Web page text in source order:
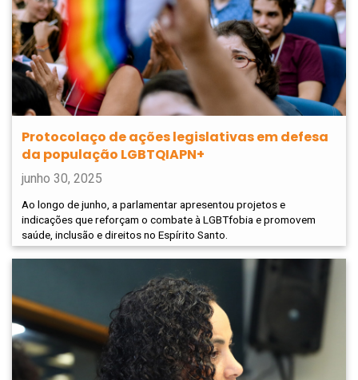
Protocolaço de ações legislativas em defesa
da população LGBTQIAPN+
junho 30, 2025
Ao longo de junho, a parlamentar apresentou projetos e
indicações que reforçam o combate à LGBTfobia e promovem
saúde, inclusão e direitos no Espírito Santo.